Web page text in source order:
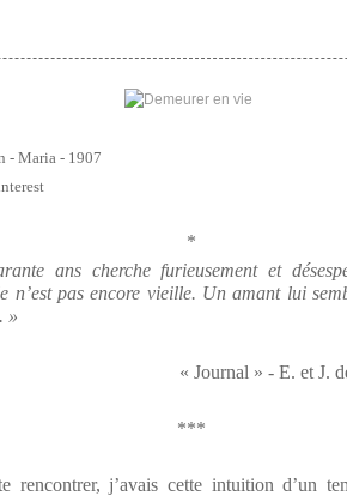
- 1907
*
ans cherche furieusement et
n’est pas encore vieille. Un amant lui
»
» - E. et J. de
***
j’avais cette intuition d’un